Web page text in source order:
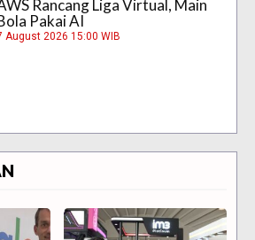
Rancang Liga Virtual, Main
Pakai AI
August 2026 15:00 WIB